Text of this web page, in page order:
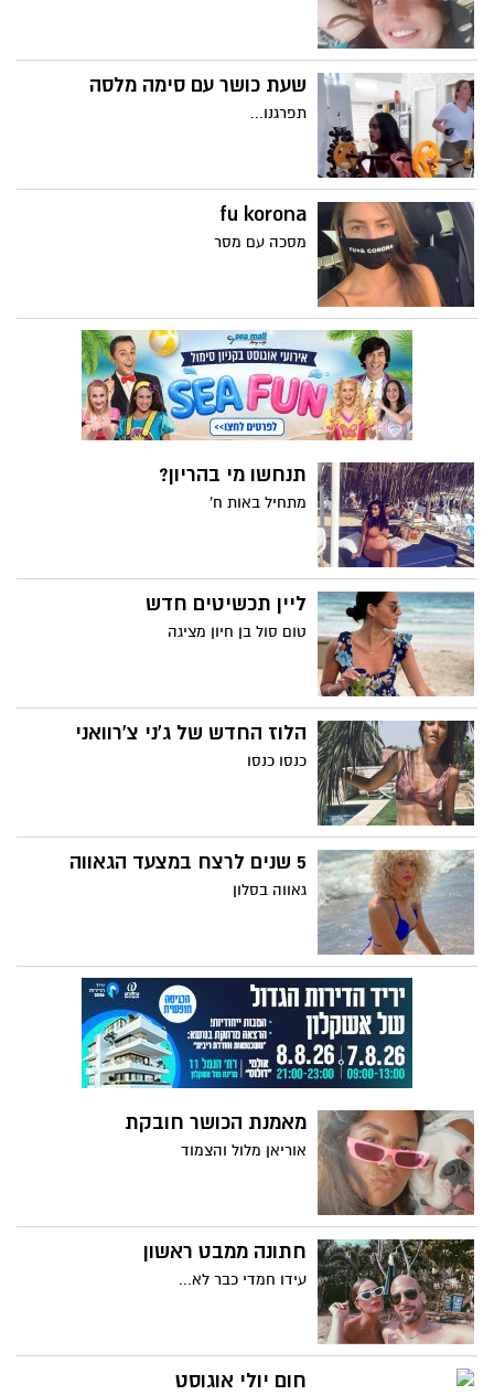
שעת כושר עם סימה מלסה
תפרגנו...
fu korona
מסכה עם מסר
תנחשו מי בהריון?
מתחיל באות ח'
ליין תכשיטים חדש
טום סול בן חיון מציגה
הלוז החדש של ג'ני צ'רוואני
כנסו כנסו
5 שנים לרצח במצעד הגאווה
גאווה בסלון
מאמנת הכושר חובקת
אוריאן מלול והצמוד
חתונה ממבט ראשון
עידו חמדי כבר לא...
חום יולי אוגוסט